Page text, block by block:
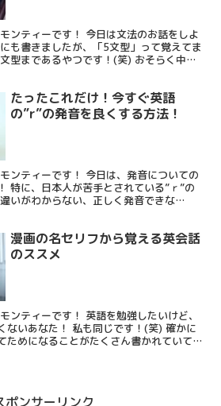
ンティーです！ 今日は文法のお話をしよ
も書きましたが、「5文型」って覚えてま
型まであるやつです！(笑) おそらく中学
たったこれだけ！今すぐ英語
の”r”の発音を良くする方法！
ンティーです！ 今日は、発音についての
特に、日本人が苦手とされている”ｒ”の
いがわからない、正しく発音できな
漫画の名セリフから覚える英会話
のススメ
ンティーです！ 英語を勉強したいけど、
ないあなた！ 私も同じです！(笑) 確かに
ためになることがたくさん書かれていて、
ポンサーリンク